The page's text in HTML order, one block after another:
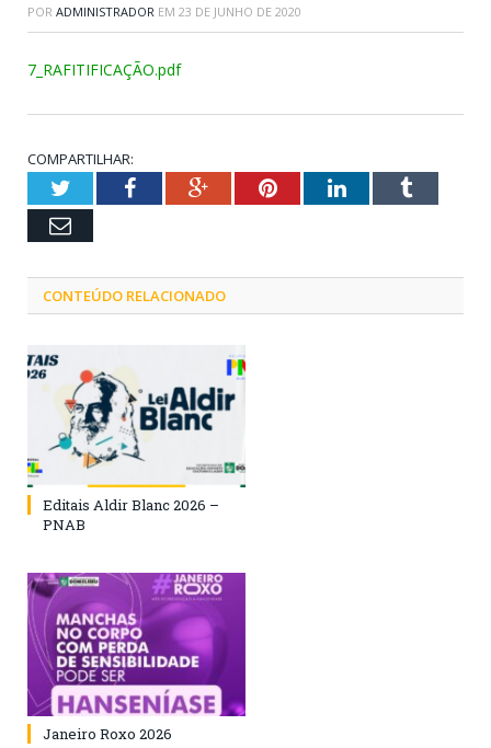
POR ADMINISTRADOR EM 23 DE JUNHO DE 2020
7_RAFITIFICAÇÃO.pdf
COMPARTILHAR:
TwitterFacebookGoogle+PinterestLinkedInTumblr
Email
CONTEÚDO RELACIONADO
Editais Aldir Blanc 2026 –
PNAB
Janeiro Roxo 2026